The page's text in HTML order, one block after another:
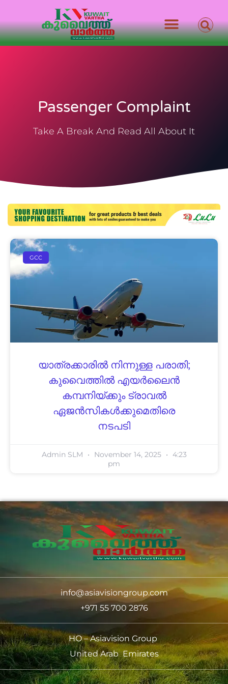
Passenger Complaint
Take A Break And Read All About It
GCC
യാത്രക്കാരിൽ നിന്നുള്ള പരാതി;
കുവൈത്തിൽ എയർലൈൻ
കമ്പനിയ്ക്കും ട്രാവൽ
ഏജൻസികൾക്കുമെതിരെ
നടപടി
Admin SLM November 14, 2025
4:23
pm
info@asiavisiongroup.com
+971 55 700 2876
HO – Asiavision Group
United Arab Emirates